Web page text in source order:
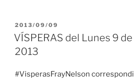
PUBLICADO
EL
2013/09/09
VÍSPERAS del Lunes 9
2013
#VisperasFrayNelson